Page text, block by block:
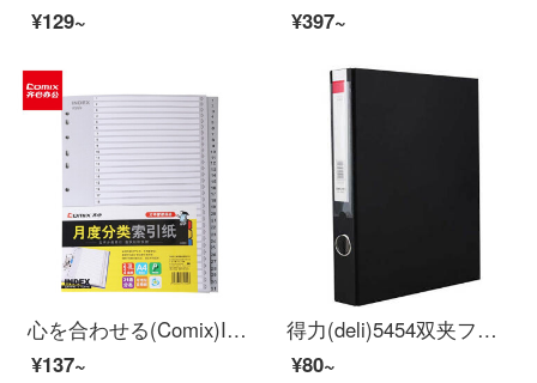
¥129~
¥397~
心を合わせる(Comix)IX 899 A 11穴の分類しやすいラベル月ごとにページをあけて索引紙31ページ(1-31)事務用品のルーズリーフ紙
¥137~
得力(deli)5454双夹フォルダA 4板紙フォルダ4.5 CM単一価格事務用品黒
¥80~